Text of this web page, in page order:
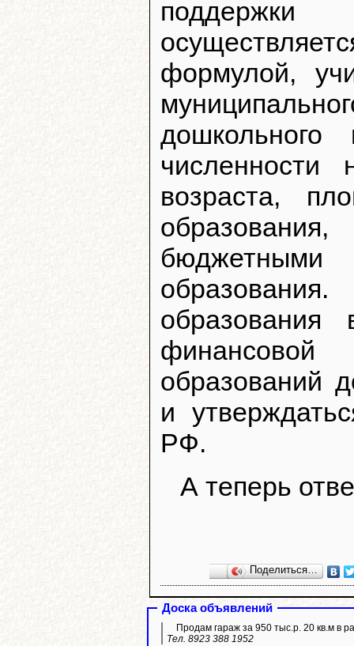
поддержки
формулой,
численности
возраста,
образований
и
РФ.
А теперь
Поделиться…
Доска объявлений
Продам гараж за 950 тыс.р. 20 кв.м в
Тел. 8923 388 1952